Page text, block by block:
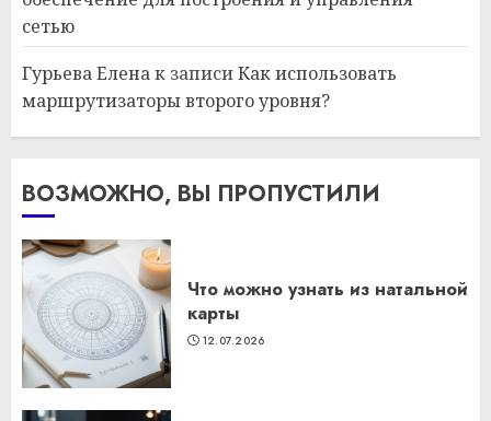
сетью
Гурьева Еленак записиКак использовать
маршрутизаторы второго уровня?
ВОЗМОЖНО, ВЫ ПРОПУСТИЛИ
Что можно узнать из натальной
карты
12.07.2026